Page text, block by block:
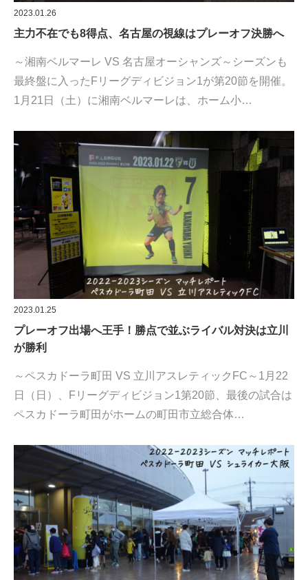
2023.01.26
主力不在でも8得点、名古屋の視線はプレーオフ決勝へ
～湘南ベルマーレ VS 名古屋オーシャンズ～シーズンも
最終盤に入ったFリーグディビジョン1が第20節を開催。
1月21日（土）に湘南ベルマーレは、ホーム小…
2023.01.25
プレーオフ出場へ王手！勝点で並ぶライバル対決は立川
が勝利
～ペスカドーラ町田 VS 立川アスレティックFC～1月22
日（日）、Fリーグディビジョン1第20節、最後の試合は
ペスカドーラ町田がホームの町田市立総合体…